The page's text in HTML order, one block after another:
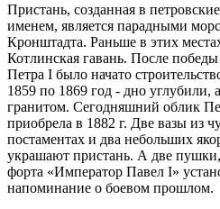
Пристань, созданная в
именем, является парадными
Кронштадта. Раньше в этих
Котлинская гавань. После
Петра I было начато
1859 по 1869 год - дно углубили,
гранитом. Сегодняшний облик
приобрела в 1882 г. Две вазы из
постаментах и два небольших
украшают пристань. А две
форта «Император Павел I»
напоминание о боевом прошлом.